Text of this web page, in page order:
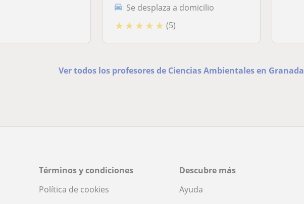
Se desplaza a domicilio
★ ★ ★ ★ ★ (5)
Ver todos los profesores de Ciencias Ambientales en Granada
Términos y condiciones
Política de cookies
Descubre más
Ayuda